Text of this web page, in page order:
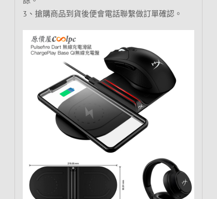
3、搶購商品到貨後便會電話聯繫做訂單確認。